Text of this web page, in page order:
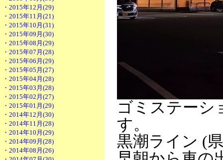
・2015年12月(29)
・2015年11月(21)
・2015年10月(31)
・2015年09月(30)
・2015年08月(29)
・2015年07月(28)
・2015年06月(29)
・2015年05月(27)
・2015年04月(28)
・2015年03月(28)
・2015年02月(27)
・2015年01月(29)
・2014年12月(30)
・2014年11月(28)
・2014年10月(29)
・2014年09月(28)
・2014年08月(26)
ゴミステーシ
す。
黒潮ライン (